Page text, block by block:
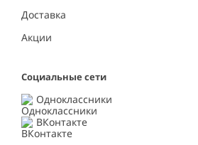
Доставка
Акции
Социальные сети
Одноклассники
ВКонтакте